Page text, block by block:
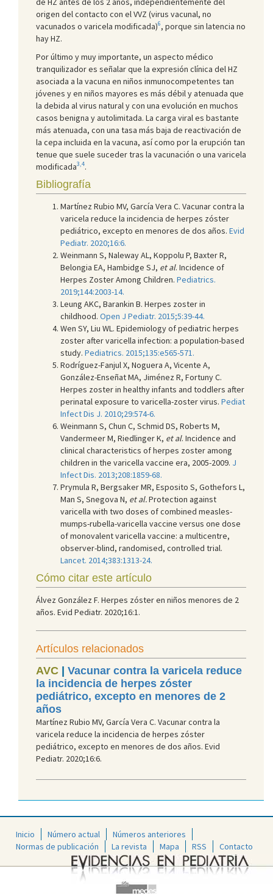
origen del contacto con el VVZ (virus vacunal, no
vacunados o varicela modificada)6, porque sin latencia no
hay HZ.
Por último y muy importante, un aspecto médico
tranquilizador es señalar que la expresión clínica del HZ
asociada a la vacuna en niños inmunocompetentes tan
jóvenes y en niños mayores es más débil y atenuada que
la debida al virus natural y con una evolución en muchos
casos benigna y autolimitada. La carga viral es bastante
más atenuada, con una tasa más baja de reactivación de
la cepa incluida en la vacuna, así como por la erupción tan
tenue que suele suceder tras la vacunación o una varicela
modificada3,4.
Bibliografía
Martínez Rubio MV, García Vera C. Vacunar contra la
varicela reduce la incidencia de herpes zóster
pediátrico, excepto en menores de dos años. Evid
Pediatr. 2020;16:6.
Weinmann S, Naleway AL, Koppolu P, Baxter R,
Belongia EA, Hambidge SJ, et al. Incidence of
Herpes Zoster Among Children. Pediatrics.
2019;144:2003-14.
Leung AKC, Barankin B. Herpes zoster in
childhood. Open J Pediatr. 2015;5:39-44.
Wen SY, Liu WL. Epidemiology of pediatric herpes
zoster after varicella infection: a population-based
study. Pediatrics. 2015;135:e565-571.
Rodríguez-Fanjul X, Noguera A, Vicente A,
González-Enseñat MA, Jiménez R, Fortuny C.
Herpes zoster in healthy infants and toddlers after
perinatal exposure to varicella-zoster virus. Pediat
Infect Dis J. 2010;29:574-6.
Weinmann S, Chun C, Schmid DS, Roberts M,
Vandermeer M, Riedlinger K, et al. Incidence and
clinical characteristics of herpes zoster among
children in the varicella vaccine era, 2005-2009. J
Infect Dis. 2013;208:1859-68.
Prymula R, Bergsaker MR, Esposito S, Gothefors L,
Man S, Snegova N, et al.Protection against
varicella with two doses of combined measles-
mumps-rubella-varicella vaccine versus one dose
of monovalent varicella vaccine: a multicentre,
observer-blind, randomised, controlled trial.
Lancet. 2014;383:1313-24.
Cómo citar este artículo
Álvez González F. Herpes zóster en niños menores de 2
años. Evid Pediatr. 2020;16:1.
Artículos relacionados
AVC | Vacunar contra la varicela reduce
la incidencia de herpes zóster
pediátrico, excepto en menores de 2
años
Martínez Rubio MV, García Vera C. Vacunar contra la
varicela reduce la incidencia de herpes zóster
pediátrico, excepto en menores de dos años. Evid
Pediatr. 2020;16:6.
Inicio Número actual
Números anteriores
Normas de publicación
La revista Mapa RSS Contacto